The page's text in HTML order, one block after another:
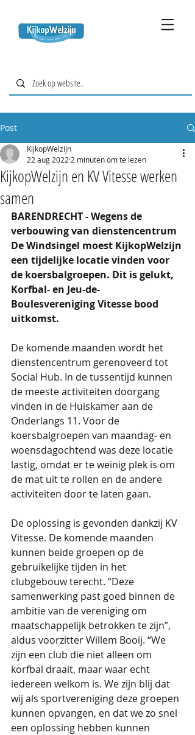
Post
KijkopWelzijn en KV Vitesse werken
samen
KijkopWelzijn
22 aug 2022 2 minuten om te lezen
BARENDRECHT - Wegens de
verbouwing van dienstencentrum
De Windsingel moest KijkopWelzijn
een tijdelijke locatie vinden voor
de koersbalgroepen. Dit is gelukt,
Korfbal- en Jeu-de-
Boulesvereniging Vitesse bood
uitkomst.
De komende maanden wordt het
dienstencentrum gerenoveerd tot
Social Hub. In de tussentijd kunnen
de meeste activiteiten doorgang
vinden in de Huiskamer aan de
Onderlangs 11. Voor de
koersbalgroepen van maandag- en
woensdagochtend was deze locatie
lastig, omdat er te weinig plek is om
de mat uit te rollen en de andere
activiteiten door te laten gaan.
De oplossing is gevonden dankzij KV
Vitesse. De komende maanden
kunnen beide groepen op de
gebruikelijke tijden in het
clubgebouw terecht. “Deze
samenwerking past goed binnen de
ambitie van de vereniging om
maatschappelijk betrokken te zijn”,
aldus voorzitter Willem Booij. “We
zijn een club die niet alleen om
korfbal draait, maar waar echt
iedereen welkom is. We zijn blij dat
wij als sportvereniging deze groepen
kunnen opvangen, en dat we zo snel
een oplossing hebben kunnen